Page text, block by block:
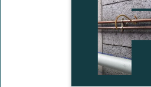
* Attention, l’ajout des matériaux
vaut aucunement réservation.